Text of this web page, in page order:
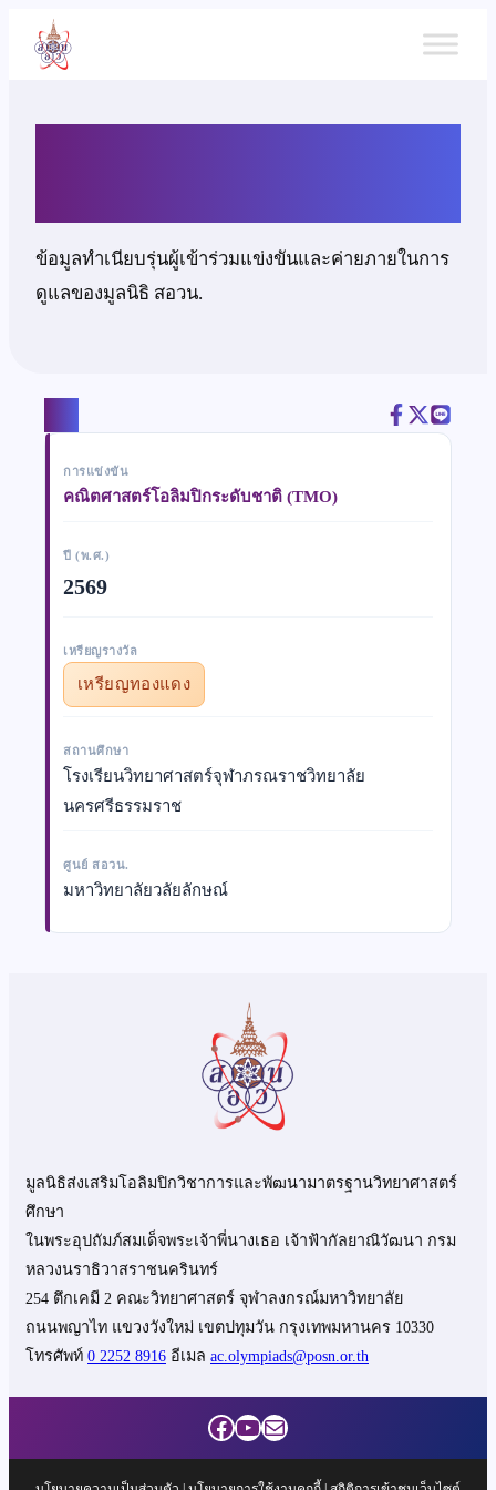
เนื้อหา
ข้อมูลทำเนียบรุ่นผู้เข้าร่วมแข่งขันและค่ายภายในการ
ดูแลของมูลนิธิ สอวน.
การแข่งขัน
คณิตศาสตร์โอลิมปิกระดับชาติ (TMO)
ปี (พ.ศ.)
2569
เหรียญรางวัล
เหรียญทองแดง
สถานศึกษา
โรงเรียนวิทยาศาสตร์จุฬาภรณราชวิทยาลัย
นครศรีธรรมราช
ศูนย์ สอวน.
มหาวิทยาลัยวลัยลักษณ์
มูลนิธิส่งเสริมโอลิมปิกวิชาการและพัฒนามาตรฐานวิทยาศาสตร์
ศึกษา
ในพระอุปถัมภ์สมเด็จพระเจ้าพี่นางเธอ เจ้าฟ้ากัลยาณิวัฒนา กรม
หลวงนราธิวาสราชนครินทร์
254 ตึกเคมี 2 คณะวิทยาศาสตร์ จุฬาลงกรณ์มหาวิทยาลัย
ถนนพญาไท แขวงวังใหม่ เขตปทุมวัน กรุงเทพมหานคร 10330
โทรศัพท์ 0 2252 8916 อีเมล ac.olympiads@posn.or.th
Facebook
YouTube
Mail